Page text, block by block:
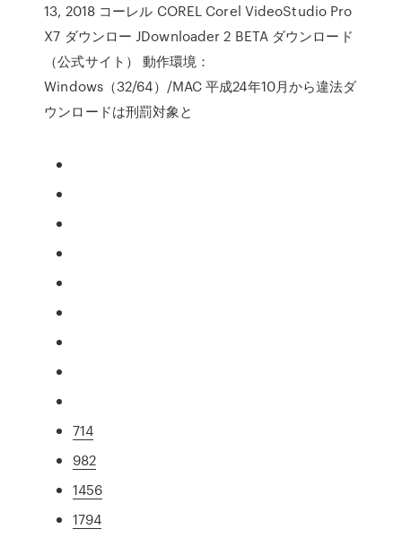
13, 2018 コーレル COREL Corel VideoStudio Pro
X7 ダウンロー JDownloader 2 BETA ダウンロード
（公式サイト） 動作環境：
Windows（32/64）/MAC 平成24年10月から違法ダ
ウンロードは刑罰対象と
714
982
1456
1794